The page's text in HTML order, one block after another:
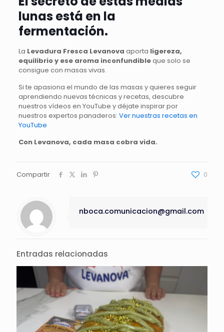
lunas está en la
fermentación.
La Levadura Fresca Levanova aporta ligereza,
equilibrio y ese aroma inconfundibleque solo se
consigue con masas vivas.
Si te apasiona el mundo de las masas y quieres seguir
aprendiendo nuevas técnicas y recetas, descubre
nuestros vídeos en YouTube y déjate inspirar por
nuestros expertos panaderos: Ver nuestras recetas en
YouTube
Con Levanova, cada masa cobra vida.
Compartir 0
nboca.comunicacion@gmail.com
Entradas relacionadas